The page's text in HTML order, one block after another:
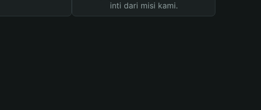
inti dari misi kami.